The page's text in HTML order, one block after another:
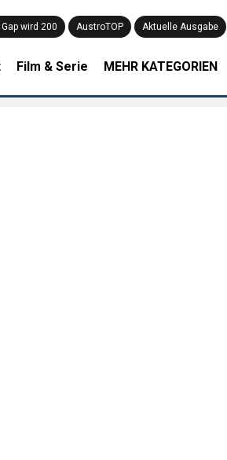
wird 200 AustroTOP Aktuelle Ausgabe
Film & Serie MEHR KATEGORIEN